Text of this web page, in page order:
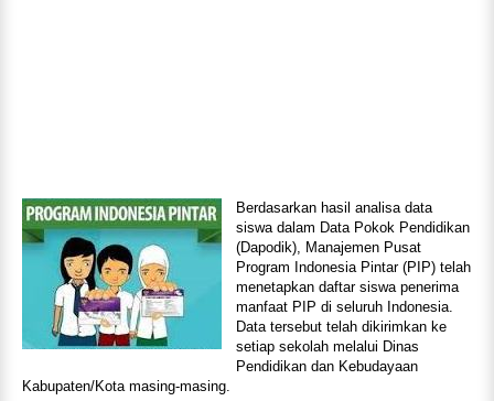
Berdasarkan hasil analisa data
siswa dalam Data Pokok Pendidikan
(Dapodik), Manajemen Pusat
Program Indonesia Pintar (PIP) telah
menetapkan daftar siswa penerima
manfaat PIP di seluruh Indonesia.
Data tersebut telah dikirimkan ke
setiap sekolah melalui Dinas
Pendidikan dan Kebudayaan
Kabupaten/Kota masing-masing.